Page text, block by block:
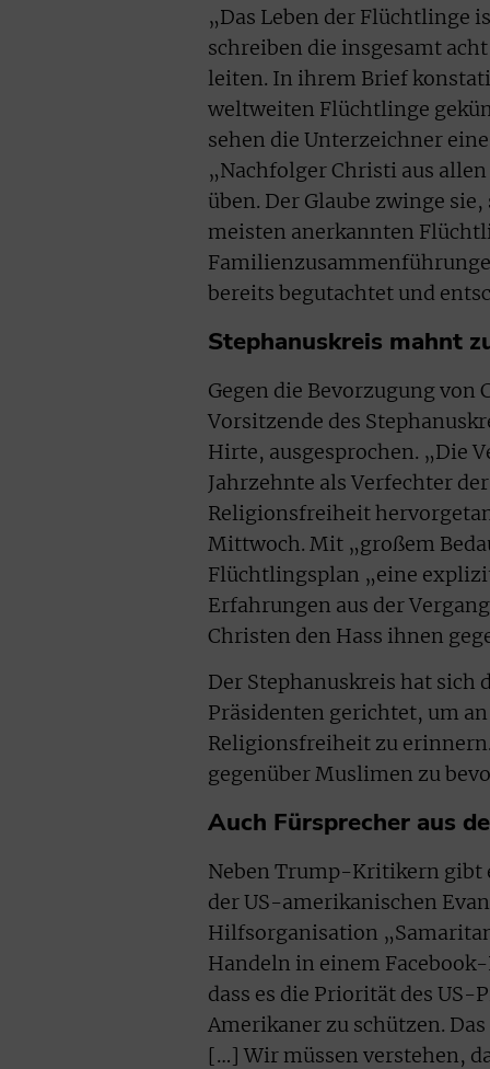
„Das Leben der Flüchtlinge
schreiben die insgesamt
leiten. In ihrem Brief
weltweiten Flüchtlinge
sehen die Unterzeichner
„Nachfolger Christi aus
üben. Der Glaube zwinge
meisten anerkannten
bereits begutachtet und
Stephanuskreis mahnt
Gegen die Bevorzugung
Vorsitzende des
Hirte, ausgesprochen. „Die
Jahrzehnte als Verfechter
Religionsfreiheit
Mittwoch. Mit „großem
Flüchtlingsplan „eine
Erfahrungen aus der
Christen den Hass ihnen
Der Stephanuskreis hat sich
Präsidenten gerichtet, um
Religionsfreiheit zu
gegenüber Muslimen zu
Auch Fürsprecher aus
Neben Trump-Kritikern gibt
der US-amerikanischen
Hilfsorganisation
Handeln in einem
dass es die Priorität des
Amerikaner zu schützen.
[…] Wir müssen verstehen,